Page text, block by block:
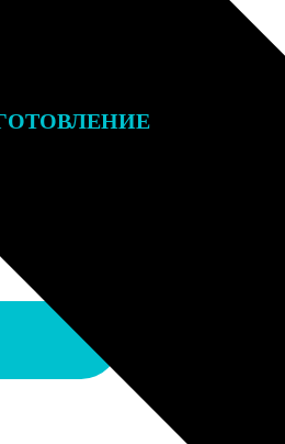
письмо с трек-номером для